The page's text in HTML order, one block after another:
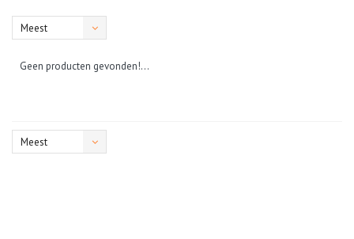
Meest
Geen producten gevonden!...
Meest